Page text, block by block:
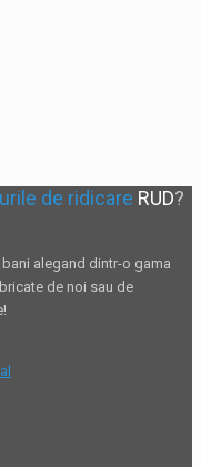
de ridicare RUD?
alegand dintr-o gama
de noi sau de